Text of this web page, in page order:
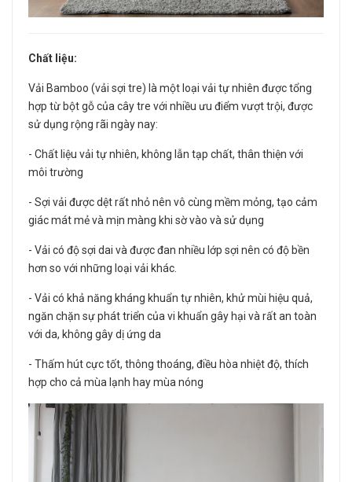
Chất liệu:
Vải Bamboo (vải sợi tre) là một loại vải tự nhiên được tổng
hợp từ bột gỗ của cây tre với nhiều ưu điểm vượt trội, được
sử dụng rộng rãi ngày nay:
- Chất liệu vải tự nhiên, không lẫn tạp chất, thân thiện với
môi trường
- Sợi vải được dệt rất nhỏ nên vô cùng mềm mỏng, tạo cảm
giác mát mẻ và mịn màng khi sờ vào và sử dụng
- Vải có độ sợi dai và được đan nhiều lớp sợi nên có độ bền
hơn so với những loại vải khác.
- Vải có khả năng kháng khuẩn tự nhiên, khử mùi hiệu quả,
ngăn chặn sự phát triển của vi khuẩn gây hại và rất an toàn
với da, không gây dị ứng da
- Thấm hút cực tốt, thông thoáng, điều hòa nhiệt độ, thích
hợp cho cả mùa lạnh hay mùa nóng